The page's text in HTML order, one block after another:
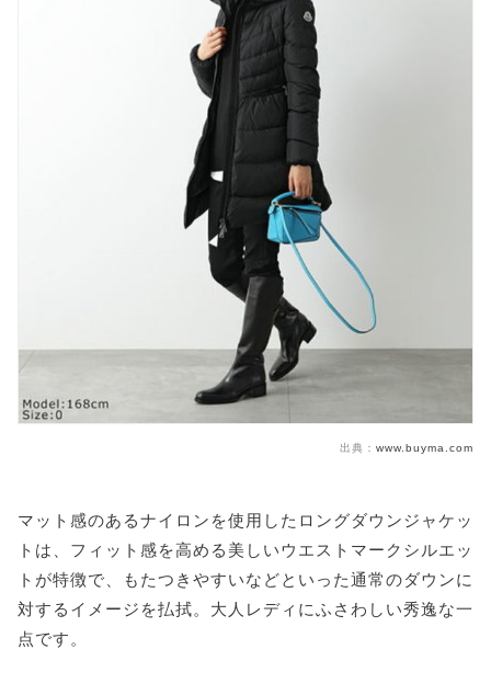
出典： www.buyma.com
マット感のあるナイロンを使用したロングダウンジャケッ
トは、フィット感を高める美しいウエストマークシルエッ
トが特徴で、もたつきやすいなどといった通常のダウンに
対するイメージを払拭。大人レディにふさわしい秀逸な一
点です。